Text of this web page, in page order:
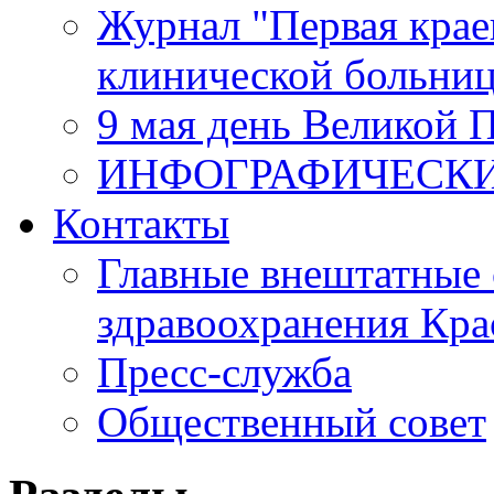
Журнал "Первая
клинической
9 мая день Великой
Контакты
Главные внештатные
здравоохранения
Пресс-служба
Общественный совет